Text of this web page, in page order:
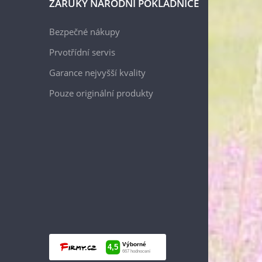
ZÁRUKY NÁRODNÍ POKLADNICE
Bezpečné nákupy
Prvotřídní servis
Garance nejvyšší kvality
Pouze originální produkty